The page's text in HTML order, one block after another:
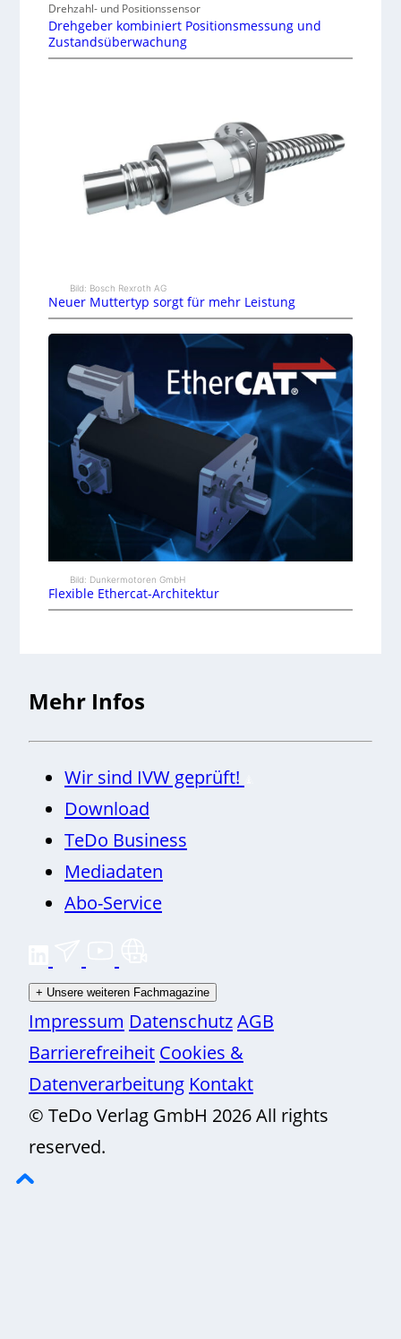
Drehzahl- und Positionssensor
Drehgeber kombiniert Positionsmessung und
Zustandsüberwachung
Bild: Bosch Rexroth AG
Neuer Muttertyp sorgt für mehr Leistung
Bild: Dunkermotoren GmbH
Flexible Ethercat-Architektur
Mehr Infos
Wir sind IVW geprüft!
Download
TeDo Business
Mediadaten
Abo-Service
+ Unsere weiteren Fachmagazine
Impressum DatenschutzAGB
Barrierefreiheit Cookies &
Datenverarbeitung Kontakt
© TeDo Verlag GmbH 2026 All rights
reserved.